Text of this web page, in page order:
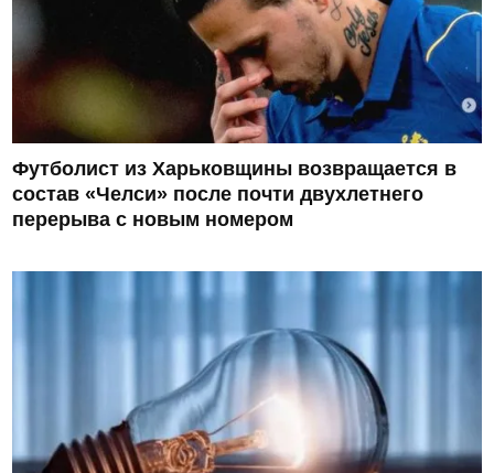
Футболист из Харьковщины возвращается в
состав «Челси» после почти двухлетнего
перерыва с новым номером